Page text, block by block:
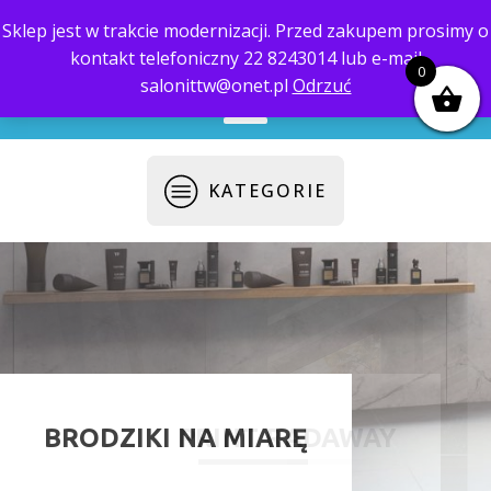
Sklep jest w trakcie modernizacji. Przed zakupem prosimy o
kontakt telefoniczny 22 8243014 lub e-mail
salonittw@onet.pl Odrzuć
biuro@saloni.pl 22 559-10-50
KATEGORIE
SALON ŁAZIENEK
PRINT RADAWAY
BRODZIKI NA MIARĘ
0